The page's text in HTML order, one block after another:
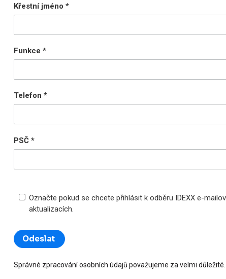
Křestní jméno
Funkce
Telefon
PSČ
Označte pokud se chcete přihlásit k odběru IDEXX e-
aktualizacích.
Správné zpracování osobních údajů považujeme za velmi důležité.